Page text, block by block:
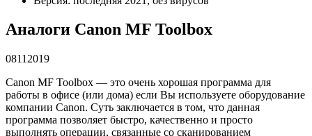
Аналоги Canon MF Toolbox
08112019
Canon MF Toolbox — это очень хорошая программа для
работы в офисе (или дома) если Вы используете оборудование
компании Canon. Суть заключается в том, что данная
программа позволяет быстро, качественно и просто
выполнять операции, связанные со сканированием